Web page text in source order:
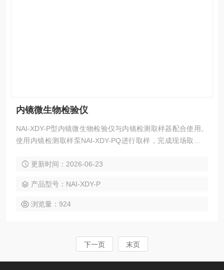
内镜微生物检验仪
NAI-XDY-P型内镜微生物检验仪与内镜检测取样器配合使用。
使用内镜检测取样泵NAI-XDY-PQ进行取样，完成现场取样后
更新时间：2026-06-23
产品型号：NAI-XDY-P
浏览量：924
下一页 末页